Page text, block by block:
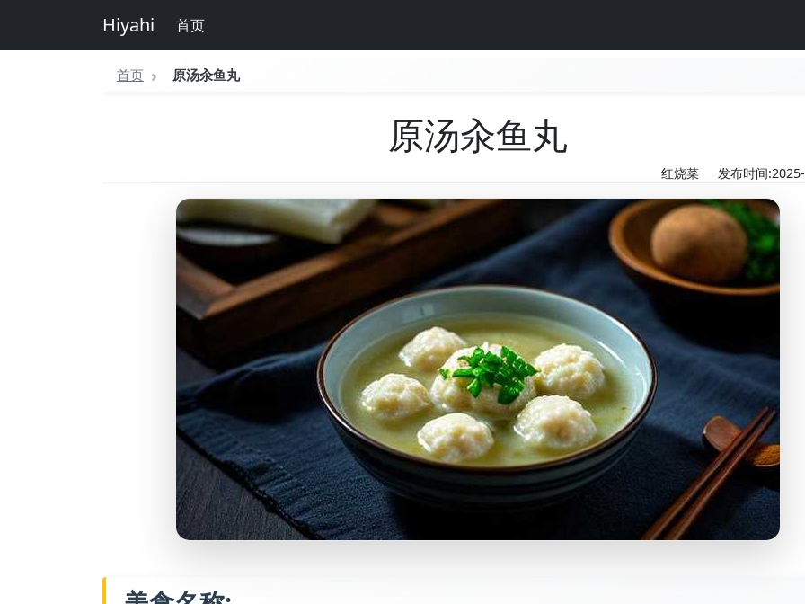
Hiyahi 首页
首页 原汤汆鱼丸
原汤汆鱼丸
红烧菜 发布时间